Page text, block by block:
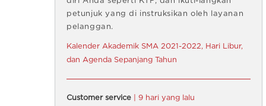
petunjuk yang di instruksikan oleh layanan
pelanggan.
Kalender Akademik SMA 2021-2022, Hari Libur,
dan Agenda Sepanjang Tahun
Customer service | 9 hari yang lalu